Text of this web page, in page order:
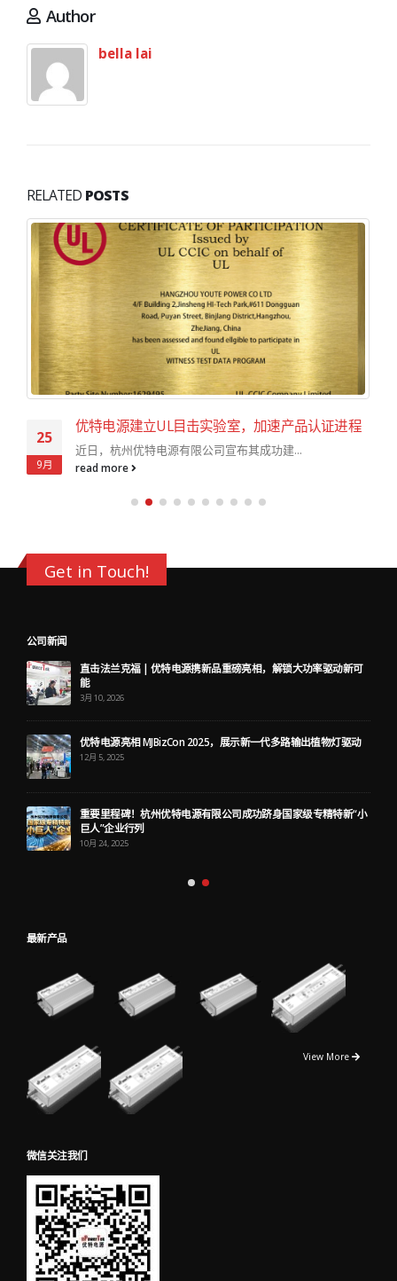
Author
bella lai
RELATED POSTS
25
9月
优特电源建立UL目击实验室，加速产品认证进程
近日，杭州优特电源有限公司宣布其成功建...
read more
Get in Touch!
公司新闻
直击法兰克福 | 优特电源携新品重磅亮相，解锁大功率驱动新可
能
3月 10, 2026
优特电源亮相 MJBizCon 2025，展示新一代多路输出植物灯驱动
12月 5, 2025
重要里程碑！杭州优特电源有限公司成功跻身国家级专精特新“小
巨人”企业行列
10月 24, 2025
最新产品
View More
微信关注我们